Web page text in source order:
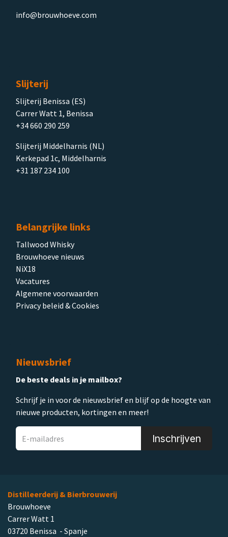
info@brouwhoeve.com
Slijterij
Slijterij Benissa (ES)
Carrer Watt 1, Benissa
+34 660 290 259
Slijterij Middelharnis (NL)
Kerkepad 1c, Middelharnis
+31 187 234 100
Belangrijke links
Tallwood Whisky
Brouwhoeve nieuws
NiX18
Vacatures
Algemene voorwaarden
Privacy beleid & Cookies
Nieuwsbrief
De beste deals in je mailbox?
Schrijf je in voor de nieuwsbrief en blijf op de hoogte van
nieuwe producten, kortingen en meer!
Inschrijven
Distilleerderij & Bierbrouwerij
Brouwhoeve
Carrer Watt 1
03720 Benissa - Spanje